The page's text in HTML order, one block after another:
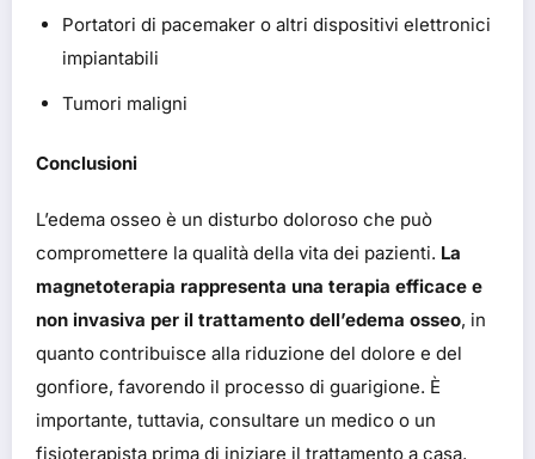
Portatori di pacemaker o altri dispositivi elettronici
impiantabili
Tumori maligni
Conclusioni
L’edema osseo è un disturbo doloroso che può
compromettere la qualità della vita dei pazienti. La
magnetoterapia rappresenta una terapia efficace e
non invasiva per il trattamento dell’edema osseo, in
quanto contribuisce alla riduzione del dolore e del
gonfiore, favorendo il processo di guarigione. È
importante, tuttavia, consultare un medico o un
fisioterapista prima di iniziare il trattamento a casa,